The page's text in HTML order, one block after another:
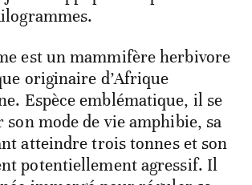
est un mammifère herbivore
originaire d’Afrique
Espèce emblématique, il se
son mode de vie amphibie, sa
atteindre trois tonnes et son
potentiellement agressif. Il